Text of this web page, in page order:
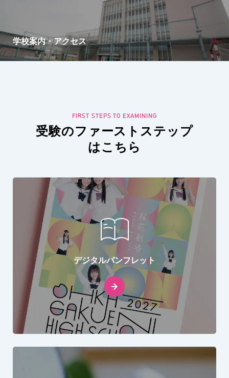
学校案内・アクセス
受験のファーストステップ
はこちら
デジタルパンフレット